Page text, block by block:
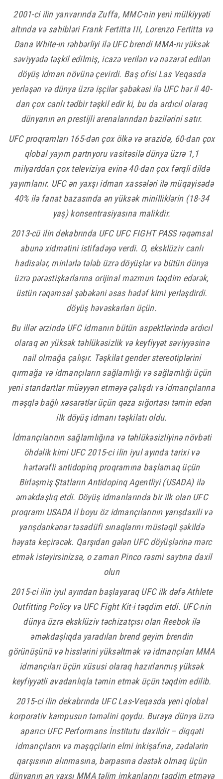
24 25 26 27 28 29 30
31
2001-ci ilin yanvarında Zuffa, MMC-nin yeni mülkiyyəti
altında və sahibləri Frank Fertitta III, Lorenzo Fertitta və
Dana White-ın rəhbərliyi ilə UFC brendi MMA-nı yüksək
səviyyədə təşkil edilmiş, icazə verilən və nəzarət edilən
döyüş idman növünə çevirdi. Baş ofisi Las Veqasda
yerləşən və dünya üzrə işçilər şəbəkəsi ilə UFC hər il 40-
dan çox canlı tədbir təşkil edir ki, bu da ardıcıl olaraq
dünyanın ən prestijli arenalarından bəzilərini satır.
UFC proqramları 165-dən çox ölkə və ərazidə, 60-dan çox
qlobal yayım partnyoru vasitəsilə dünya üzrə 1,1
milyarddan çox televiziya evinə 40-dan çox fərqli dildə
yayımlanır. UFC ən yaxşı idman xassələri ilə müqayisədə
40% ilə fanat bazasında ən yüksək minilliklərin (18-34
yaş) konsentrasiyasına malikdir.
2013-cü ilin dekabrında UFC UFC FIGHT PASS rəqəmsal
abunə xidmətini istifadəyə verdi. O, eksklüziv canlı
hadisələr, minlərlə tələb üzrə döyüşlər və bütün dünya
üzrə pərəstişkarlarına orijinal məzmun təqdim edərək,
üstün rəqəmsal şəbəkəni əsas hədəf kimi yerləşdirdi.
döyüş həvəskarları üçün.
Bu illər ərzində UFC idmanın bütün aspektlərində ardıcıl
olaraq ən yüksək təhlükəsizlik və keyfiyyət səviyyəsinə
nail olmağa çalışır. Təşkilat gender stereotiplərini
qırmağa və idmançıların sağlamlığı və sağlamlığı üçün
yeni standartlar müəyyən etməyə çalışdı və idmançılarına
məşqlə bağlı xəsarətlər üçün qəza sığortası təmin edən
ilk döyüş idmanı təşkilatı oldu.
İdmançılarının sağlamlığına və təhlükəsizliyinə növbəti
öhdəlik kimi UFC 2015-ci ilin iyul ayında tarixi və
hərtərəfli antidopinq proqramına başlamaq üçün
Birləşmiş Ştatların Antidopinq Agentliyi (USADA) ilə
əməkdaşlıq etdi. Döyüş idmanlarında bir ilk olan UFC
proqramı USADA il boyu öz idmançılarının yarışdaxili və
yarışdankənar təsadüfi sınaqlarını müstəqil şəkildə
həyata keçirəcək. Qarşıdan gələn UFC döyüşlərinə mərc
etmək istəyirsinizsə, o zamanPincorəsmi saytına daxil
olun
2015-ci ilin iyul ayından başlayaraq UFC ilk dəfə Athlete
Outfitting Policy və UFC Fight Kit-i təqdim etdi. UFC-nin
dünya üzrə eksklüziv təchizatçısı olan Reebok ilə
əməkdaşlıqda yaradılan brend geyim brendin
görünüşünü və hisslərini yüksəltmək və idmançıları MMA
idmançıları üçün xüsusi olaraq hazırlanmış yüksək
keyfiyyətli avadanlıqla təmin etmək üçün təqdim edilib.
2015-ci ilin dekabrında UFC Las-Veqasda yeni qlobal
korporativ kampusun təməlini qoydu. Buraya dünya üzrə
aparıcı UFC Performans İnstitutu daxildir – diqqəti
idmançıların və məşqçilərin elmi inkişafına, zədələrin
qarşısının alınmasına, bərpasına dəstək olmaq üçün
dünyanın ən yaxşı MMA təlim imkanlarını təqdim etməyə